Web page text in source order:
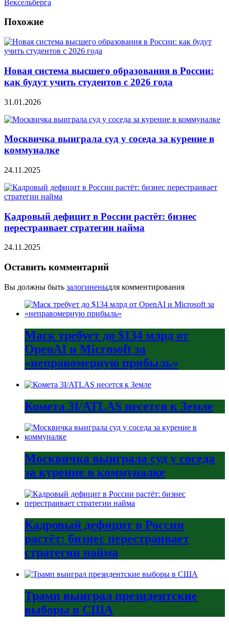
Вексельберга
Похожие
Новая система высшего образования в России:
как будут учить студентов с 2026 года
31.01.2026
Москвичка выиграла суд у соседа за курение в
коммуналке
24.11.2025
Кадровый дефицит в России растёт: бизнес
перестраивает стратегии найма
24.11.2025
Оставить комментарий
Вы должны быть залогиненыдля комментирования
Маск требует до $134 млрд от
OpenAI и Microsoft за
«неправомерную прибыль»
Комета 3I/ATLAS несется к Земле
Москвичка выиграла суд у соседа
за курение в коммуналке
Кадровый дефицит в России
растёт: бизнес перестраивает
стратегии найма
Трамп выиграл президентские
выборы в США